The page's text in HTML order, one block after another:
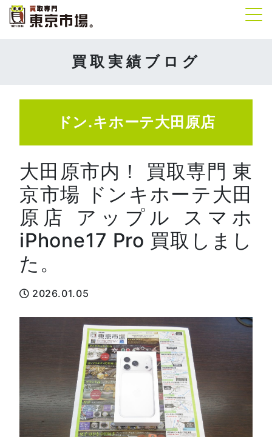
買取実績ブログ
ドン.キホーテ大田原店
大田原市内！ 買取専門 東
京市場 ドンキホーテ大田
原店 アップル スマホ
iPhone17 Pro 買取しまし
た。
2026.01.05